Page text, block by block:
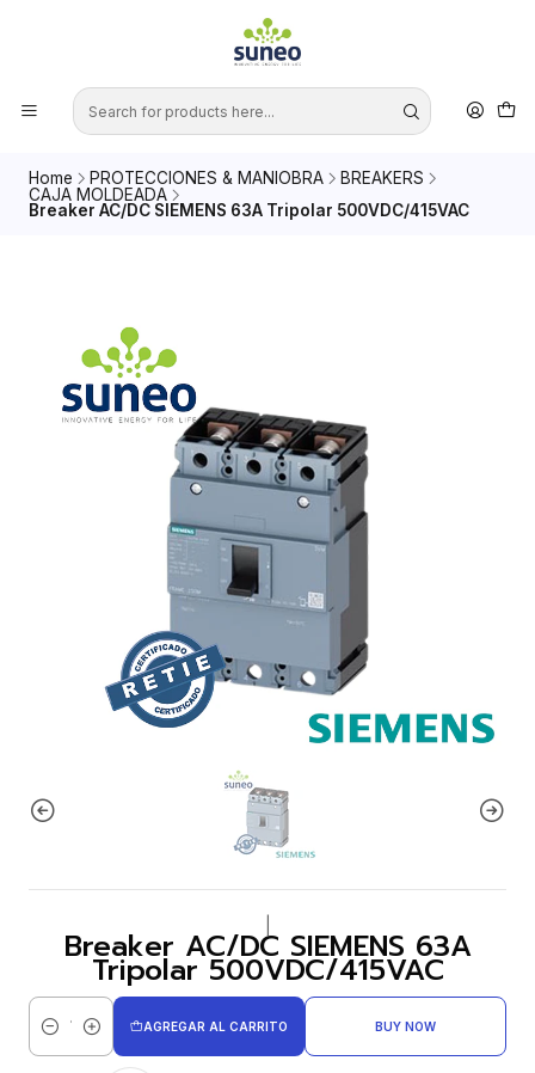
Home PROTECCIONES & MANIOBRA
BREAKERS
CAJA MOLDEADA
Breaker AC/DC SIEMENS 63A Tripolar 500VDC/415VAC
Breaker AC/DC SIEMENS 63A
Tripolar 500VDC/415VAC
Cantidad
AGREGAR AL CARRITO BUY NOW